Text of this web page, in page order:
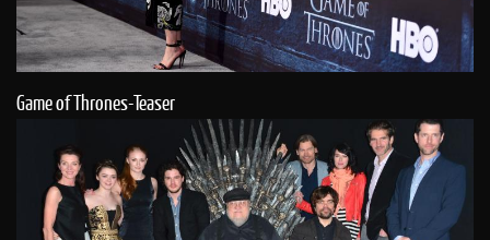
Game of Thrones-Teaser